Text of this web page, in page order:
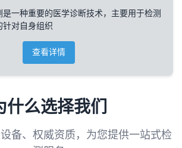
是一种重要的医学诊断技术，主要用于检测
针对自身组织
查看详情
什么选择我们
备、权威资质，为您提供一站式检